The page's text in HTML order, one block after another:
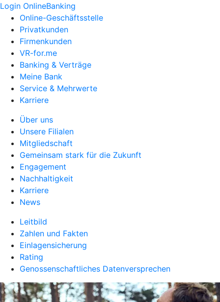
Login OnlineBanking
Online-Geschäftsstelle
Privatkunden
Firmenkunden
VR-for.me
Banking & Verträge
Meine Bank
Service & Mehrwerte
Karriere
Über uns
Unsere Filialen
Mitgliedschaft
Gemeinsam stark für die Zukunft
Engagement
Nachhaltigkeit
Karriere
News
Leitbild
Zahlen und Fakten
Einlagensicherung
Rating
Genossenschaftliches Datenversprechen